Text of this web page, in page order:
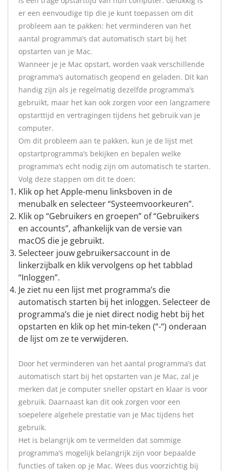
er een eenvoudige tip die je kunt toepassen om dit
probleem aan te pakken: het verminderen van het
aantal programma’s dat automatisch start bij het
opstarten van je Mac.
Wanneer je je Mac opstart, worden vaak verschillende
programma’s automatisch geopend en geladen. Dit kan
handig zijn als je regelmatig dezelfde programma’s
gebruikt, maar het kan ook zorgen voor een langzamere
opstarttijd en vertragingen tijdens het gebruik van je
computer.
Om dit probleem aan te pakken, kun je de lijst met
opstartprogramma’s bekijken en bepalen welke
programma’s echt nodig zijn om automatisch te starten.
Volg deze stappen om dit te doen:
Klik op het Apple-menu linksboven in de
menubalk en selecteer “Systeemvoorkeuren”.
Klik op “Gebruikers en groepen” of “Gebruikers
en accounts”, afhankelijk van de versie van
macOS die je gebruikt.
Selecteer jouw gebruikersaccount in de
linkerzijbalk en klik vervolgens op het tabblad
“Inloggen”.
Je ziet nu een lijst met programma’s die
automatisch starten bij het inloggen. Selecteer de
programma’s die je niet direct nodig hebt bij het
opstarten en klik op het min-teken (“-“) onderaan
de lijst om ze te verwijderen.
Door het verminderen van het aantal programma’s dat
automatisch start bij het opstarten van je Mac, zal je
merken dat je computer sneller opstart en klaar is voor
gebruik. Daarnaast kan dit ook zorgen voor een
soepelere algehele prestatie van je Mac tijdens het
gebruik.
Het is belangrijk om te vermelden dat sommige
programma’s mogelijk belangrijk zijn voor bepaalde
functies of taken op je Mac. Wees dus voorzichtig bij